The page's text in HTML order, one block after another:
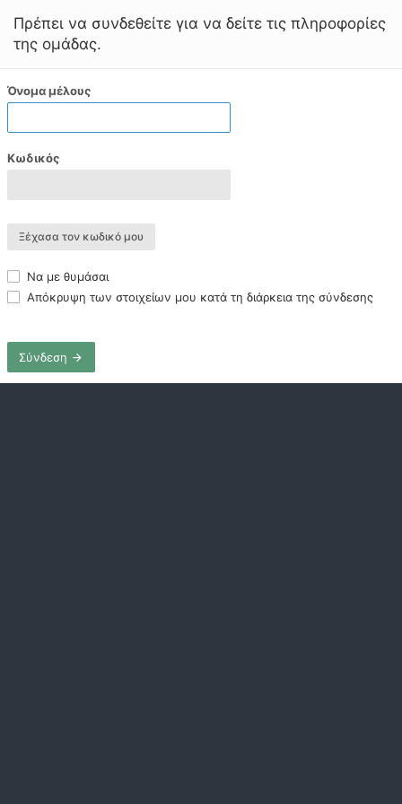
Πρέπει να συνδεθείτε για να δείτε τις πληροφορίες
της ομάδας.
Όνομα μέλους
Κωδικός
Ξέχασα τον κωδικό μου
Να με θυμάσαι
Απόκρυψη των στοιχείων μου κατά τη διάρκεια της σύνδεσης
Σύνδεση